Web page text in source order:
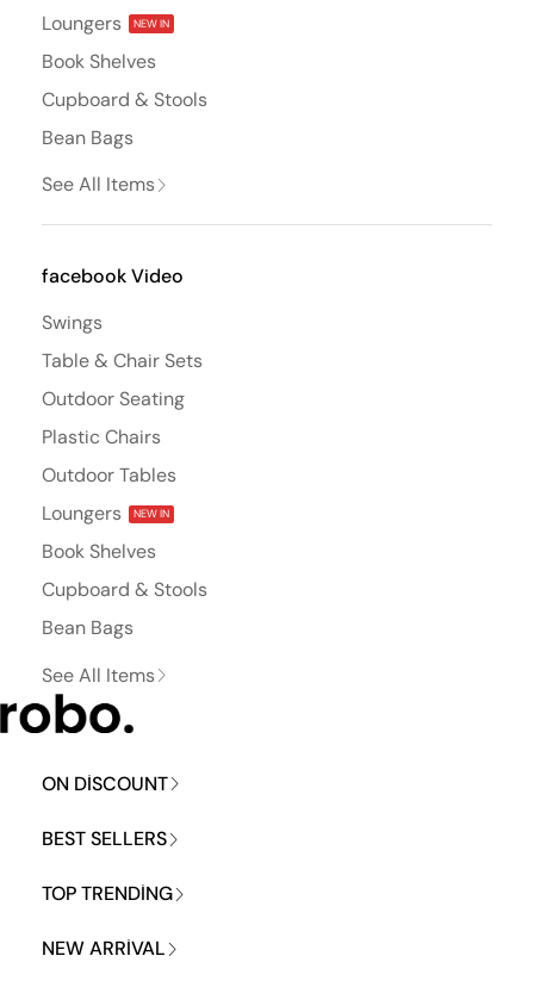
Loungers
NEW IN
Book Shelves
Cupboard & Stools
Bean Bags
See All Items
facebook Video
Swings
Table & Chair Sets
Outdoor Seating
Plastic Chairs
Outdoor Tables
Loungers
NEW IN
Book Shelves
Cupboard & Stools
Bean Bags
See All Items
ON DISCOUNT
BEST SELLERS
TOP TRENDING
NEW ARRIVAL